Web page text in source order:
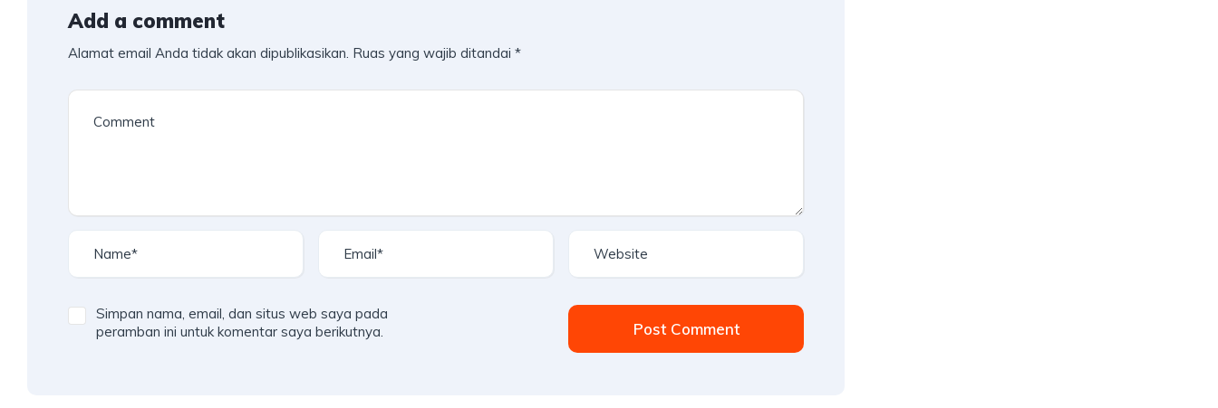
Add a comment
Alamat email Anda tidak akan dipublikasikan. Ruas yang wajib ditandai *
Simpan nama, email, dan situs web saya pada
peramban ini untuk komentar saya berikutnya.
Post Comment